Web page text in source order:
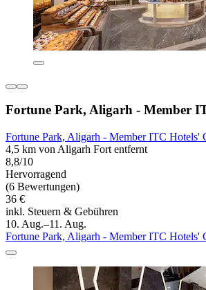
Fortune Park, Aligarh - Member
Fortune Park, Aligarh - Member ITC Hotels'
4,5 km von Aligarh Fort entfernt
8,8/10
Hervorragend
(6 Bewertungen)
36 €
inkl. Steuern & Gebühren
10. Aug.–11. Aug.
Fortune Park, Aligarh - Member ITC Hotels'